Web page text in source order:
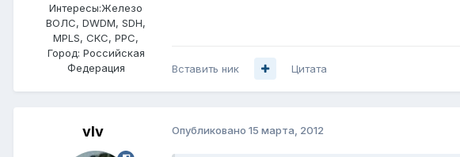
Интересы:Железо
ВОЛС, DWDM, SDH,
MPLS, СКС, РРС,
Город: Российская
Федерация
Вставить ник Цитата
vIv Опубликовано 15 марта, 2012